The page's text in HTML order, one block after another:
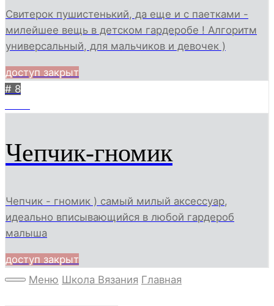
Свитерок пушистенький, да еще и с паетками -
милейшее вещь в детском гардеробе ! Алгоритм
универсальный, для мальчиков и девочек )
доступ закрыт
# 8
Чепчик-гномик
Чепчик - гномик ) самый милый аксессуар,
идеально вписывающийся в любой гардероб
малыша
доступ закрыт
Меню Школа Вязания Главная